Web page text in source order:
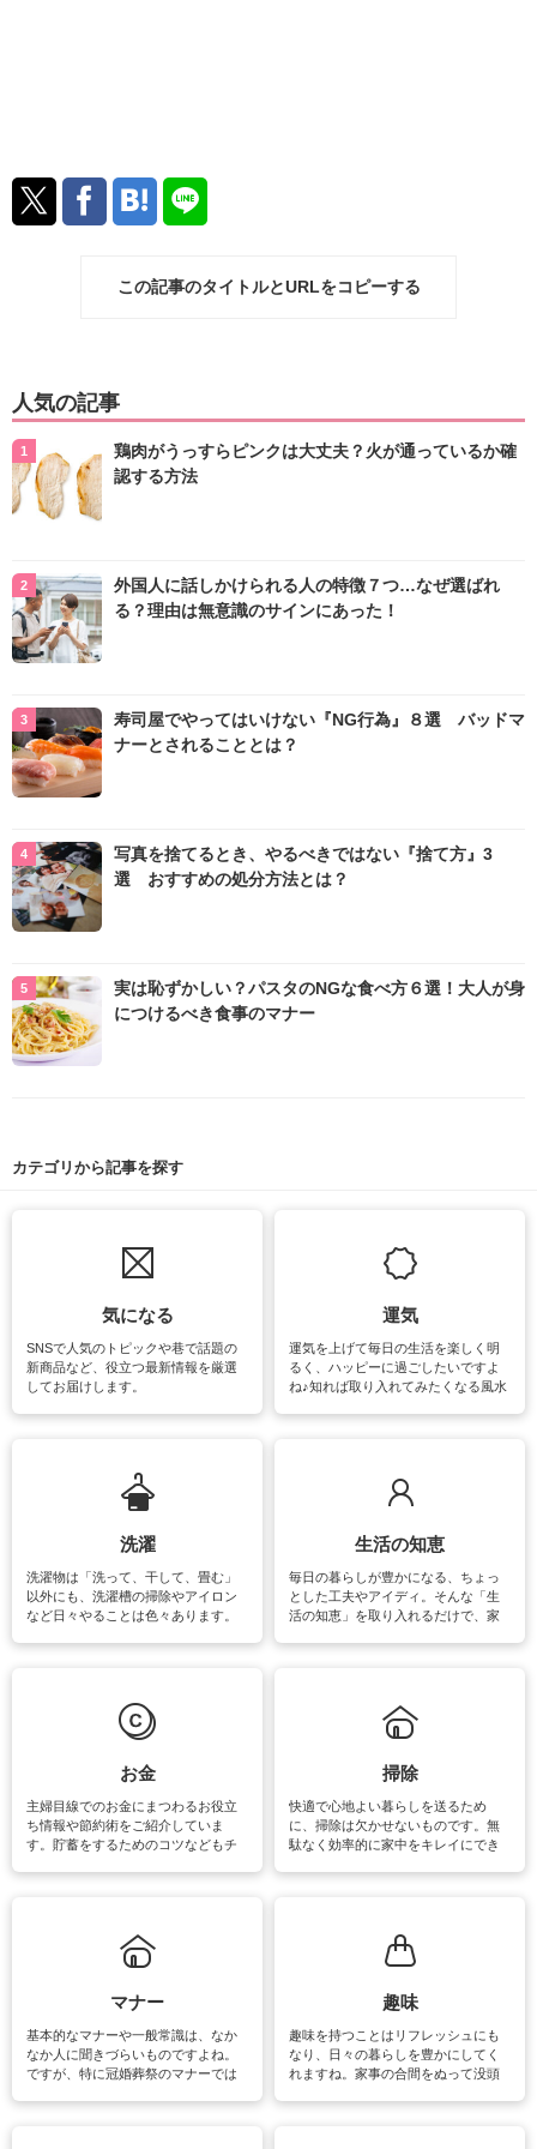
この記事のタイトルとURLをコピーする
人気の記事
鶏肉がうっすらピンクは大丈夫？火が通っているか確
認する方法
外国人に話しかけられる人の特徴７つ…なぜ選ばれ
る？理由は無意識のサインにあった！
寿司屋でやってはいけない『NG行為』８選 バッドマ
ナーとされることとは？
写真を捨てるとき、やるべきではない『捨て方』3
選 おすすめの処分方法とは？
実は恥ずかしい？パスタのNGな食べ方６選！大人が身
につけるべき食事のマナー
カテゴリから記事を探す
気になる
SNSで人気のトピックや巷で話題の
新商品など、役立つ最新情報を厳選
してお届けします。
運気
運気を上げて毎日の生活を楽しく明
るく、ハッピーに過ごしたいですよ
ね♪知れば取り入れてみたくなる風水
洗濯
洗濯物は「洗って、干して、畳む」
以外にも、洗濯槽の掃除やアイロン
など日々やることは色々あります。
マットなどの大きな洗濯物も、正し
い洗い方をすれば自宅で洗うことが
報やお悩み解消のための情報をご紹
生活の知恵
毎日の暮らしが豊かになる、ちょっ
とした工夫やアイディ。そんな「生
活の知恵」を取り入れるだけで、家
お金
主婦目線でのお金にまつわるお役立
ち情報や節約術をご紹介していま
す。貯蓄をするためのコツなどもチ
掃除
快適で心地よい暮らしを送るため
に、掃除は欠かせないものです。無
駄なく効率的に家中をキレイにでき
るお悩みを解消できるお役立ち情報
がたくさんあります。
マナー
基本的なマナーや一般常識は、なか
なか人に聞きづらいものですよね。
ですが、特に冠婚葬祭のマナーでは
趣味
趣味を持つことはリフレッシュにも
なり、日々の暮らしを豊かにしてく
れますね。家事の合間をぬって没頭